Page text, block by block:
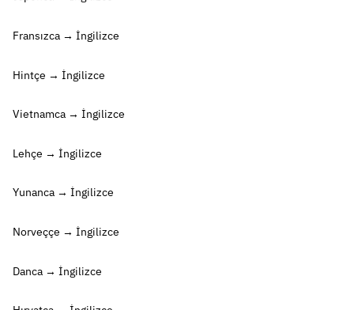
Fransızca → İngilizce
Hintçe → İngilizce
Vietnamca → İngilizce
Lehçe → İngilizce
Yunanca → İngilizce
Norveççe → İngilizce
Danca → İngilizce